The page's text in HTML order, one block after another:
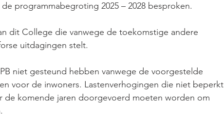
programmabegroting 2025 – 2028 besproken.
dit College die vanwege de toekomstige andere
uitdagingen stelt.
niet gesteund hebben vanwege de voorgestelde
voor de inwoners. Lastenverhogingen die niet beperkt
de komende jaren doorgevoerd moeten worden om